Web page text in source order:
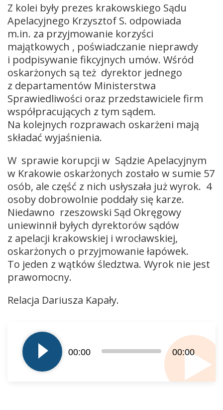
Z kolei były prezes krakowskiego Sądu
Apelacyjnego Krzysztof S. odpowiada
m.in. za przyjmowanie korzyści
majątkowych , poświadczanie nieprawdy
i podpisywanie fikcyjnych umów. Wśród
oskarżonych są też dyrektor jednego
z departamentów Ministerstwa
Sprawiedliwości oraz przedstawiciele firm
współpracujących z tym sądem.
Na kolejnych rozprawach oskarżeni mają
składać wyjaśnienia.
W sprawie korupcji w Sądzie Apelacyjnym
w Krakowie oskarżonych zostało w sumie 57
osób, ale część z nich usłyszała już wyrok. 4
osoby dobrowolnie poddały się karze.
Niedawno rzeszowski Sąd Okręgowy
uniewinnił byłych dyrektorów sądów
z apelacji krakowskiej i wrocławskiej,
oskarżonych o przyjmowanie łapówek.
To jeden z wątków śledztwa. Wyrok nie jest
prawomocny.
Relacja Dariusza Kapały.
plików
dźwiękowych
00:00 00:00